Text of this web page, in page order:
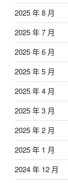
2025 年 8 月
2025 年 7 月
2025 年 6 月
2025 年 5 月
2025 年 4 月
2025 年 3 月
2025 年 2 月
2025 年 1 月
2024 年 12 月